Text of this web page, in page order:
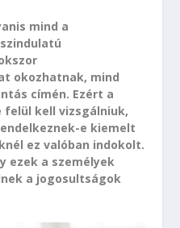
mind a
okozhatnak, mind
címén. Ezért a
kell vizsgálniuk,
e kiemelt
ez valóban indokolt.
ezek a személyek
a jogosultságok